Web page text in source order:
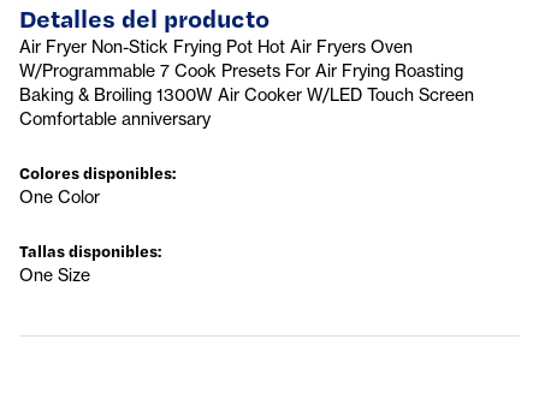
Detalles del producto
Air Fryer Non-Stick Frying Pot Hot Air Fryers Oven
W/Programmable 7 Cook Presets For Air Frying Roasting
Baking & Broiling 1300W Air Cooker W/LED Touch Screen
Comfortable anniversary
Colores disponibles:
One Color
Tallas disponibles:
One Size